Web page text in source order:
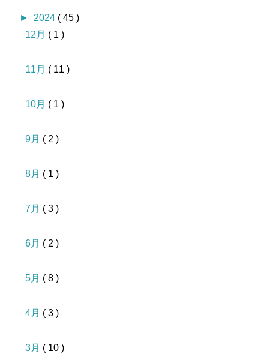
► 2024 ( 45 )
12月 ( 1 )
11月 ( 11 )
10月 ( 1 )
9月 ( 2 )
8月 ( 1 )
7月 ( 3 )
6月 ( 2 )
5月 ( 8 )
4月 ( 3 )
3月 ( 10 )